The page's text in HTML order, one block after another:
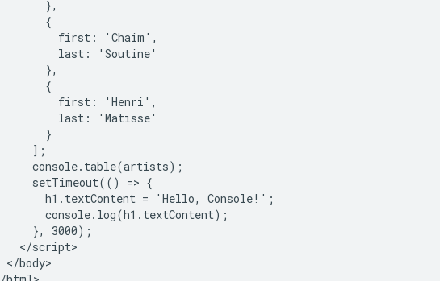
},
{
first: 'Chaim',
last: 'Soutine'
},
{
first: 'Henri',
last: 'Matisse'
}
];
console.table(artists);
setTimeout(() => {
h1.textContent = 'Hello, Console!';
console.log(h1.textContent);
}, 3000);
</script>
</body>